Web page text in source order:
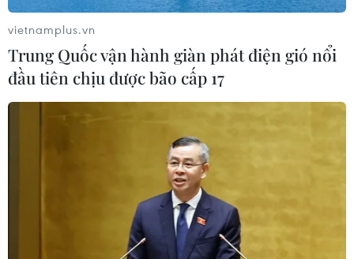
Quốc hội Israel thông qua quyết định
phản đối công nhận Nhà nước Palestine
21/02/2024 22:52
Bộ Ngoại giao Palestine tái khẳng định tư cách thành
viên đầy đủ của Nhà nước Palestine tại Liên hợp quốc
hay việc được công nhận bởi các quốc gia khác không
cần phải có sự cho phép từ phía Israel.
vietnamplus.vn
Trung Quốc vận hành giàn phát điện gió nổi
đầu tiên chịu được bão cấp 17